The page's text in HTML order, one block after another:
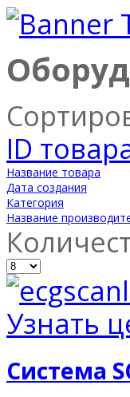
ID
Название товара
Дата создания
Категория
Название
Узнать
Система